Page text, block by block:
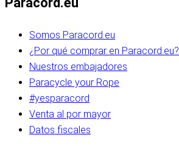
Somos Paracord.eu
¿Por qué comprar en Paracord.eu?
Nuestros embajadores
Paracycle your Rope
#yesparacord
Venta al por mayor
Datos fiscales